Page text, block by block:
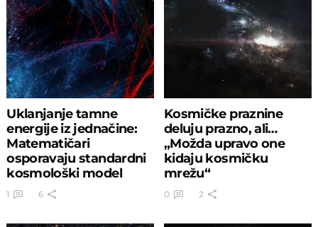
Uklanjanje tamne
energije iz jednačine:
Matematičari
osporavaju standardni
kosmološki model
univerzuma
1 6
Kosmičke praznine
deluju prazno, ali…
„Možda upravo one
kidaju kosmičku
mrežu“
0 2